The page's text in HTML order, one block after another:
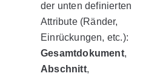
der unten definierten
Attribute (Ränder,
Einrückungen, etc.):
Gesamtdokument,
Abschnitt,